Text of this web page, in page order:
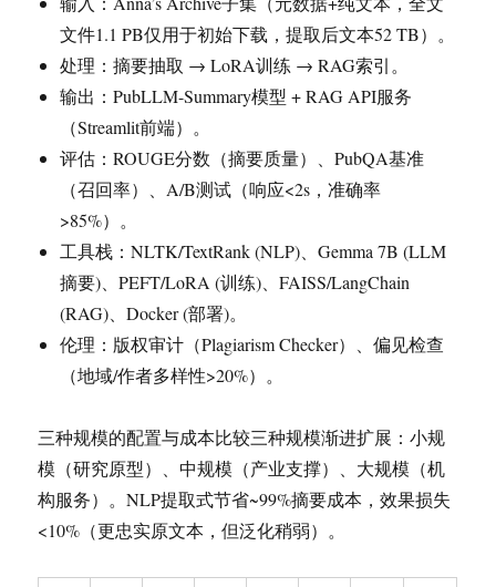
文件1.1 PB仅用于初始下载，提取后文本52 TB）。
处理：摘要抽取 → LoRA训练 → RAG索引。
输出：PubLLM-Summary模型 + RAG API服务
（Streamlit前端）。
评估：ROUGE分数（摘要质量）、PubQA基准
（召回率）、A/B测试（响应<2s，准确率
>85%）。
工具栈：NLTK/TextRank (NLP)、Gemma 7B (LLM
摘要)、PEFT/LoRA (训练)、FAISS/LangChain
(RAG)、Docker (部署)。
伦理：版权审计（Plagiarism Checker）、偏见检查
（地域/作者多样性>20%）。
三种规模的配置与成本比较三种规模渐进扩展：小规
模（研究原型）、中规模（产业支撑）、大规模（机
构服务）。NLP提取式节省~99%摘要成本，效果损失
<10%（更忠实原文本，但泛化稍弱）。